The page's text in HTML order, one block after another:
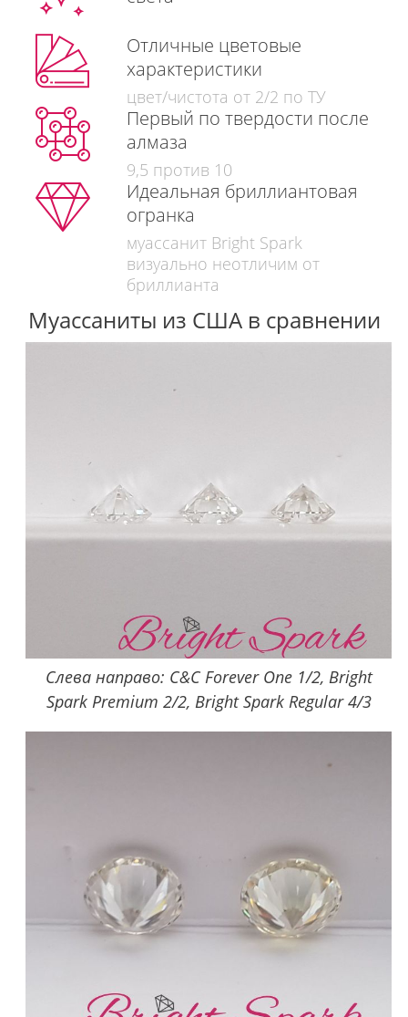
Отличные цветовые
характеристики
цвет/чистота от 2/2 по ТУ
Первый по твердости после
алмаза
9,5 против 10
Идеальная бриллиантовая
огранка
муассанит Bright Spark
визуально неотличим от
бриллианта
Муассаниты из США в сравнении
Слева направо: C&C Forever One 1/2, Bright
Spark Premium 2/2, Bright Spark Regular 4/3